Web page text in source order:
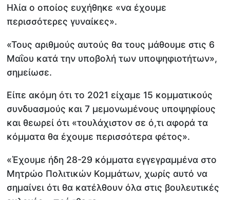
Ηλία ο οποίος ευχήθηκε «να έχουμε
περισσότερες γυναίκες».
«Τους αριθμούς αυτούς θα τους μάθουμε στις 6
Μαΐου κατά την υποβολή των υποψηφιοτήτων»,
σημείωσε.
Είπε ακόμη ότι το 2021 είχαμε 15 κομματικούς
συνδυασμούς και 7 μεμονωμένους υποψηφίους
και θεωρεί ότι «τουλάχιστον σε ό,τι αφορά τα
κόμματα θα έχουμε περισσότερα φέτος».
«Έχουμε ήδη 28-29 κόμματα εγγεγραμμένα στο
Μητρώο Πολιτικών Κομμάτων, χωρίς αυτό να
σημαίνει ότι θα κατέλθουν όλα στις βουλευτικές